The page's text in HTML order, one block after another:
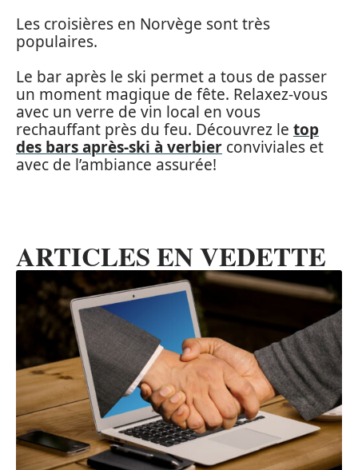
Les croisières en Norvège sont très
populaires.
Le bar après le ski permet a tous de passer
un moment magique de fête. Relaxez-vous
avec un verre de vin local en vous
rechauffant près du feu. Découvrez le top
des bars après-ski à verbier conviviales et
avec de l’ambiance assurée!
ARTICLES EN VEDETTE